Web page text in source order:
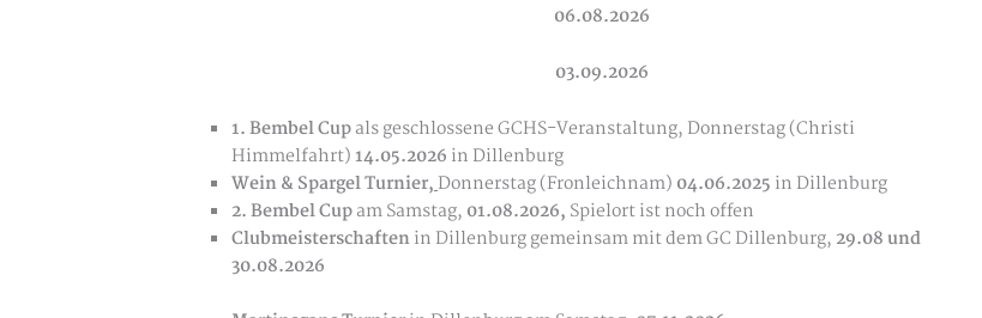
06.08.2026
03.09.2026
1. Bembel Cupals geschlossene GCHS-Veranstaltung, Donnerstag (Christi
Himmelfahrt) 14.05.2026 in Dillenburg
Wein & Spargel Turnier, Donnerstag (Fronleichnam) 04.06.2025 in Dillenburg
2. Bembel Cupam Samstag, 01.08.2026, Spielort ist noch offen
Clubmeisterschaftenin Dillenburg gemeinsam mit dem GC Dillenburg, 29.08 und
30.08.2026